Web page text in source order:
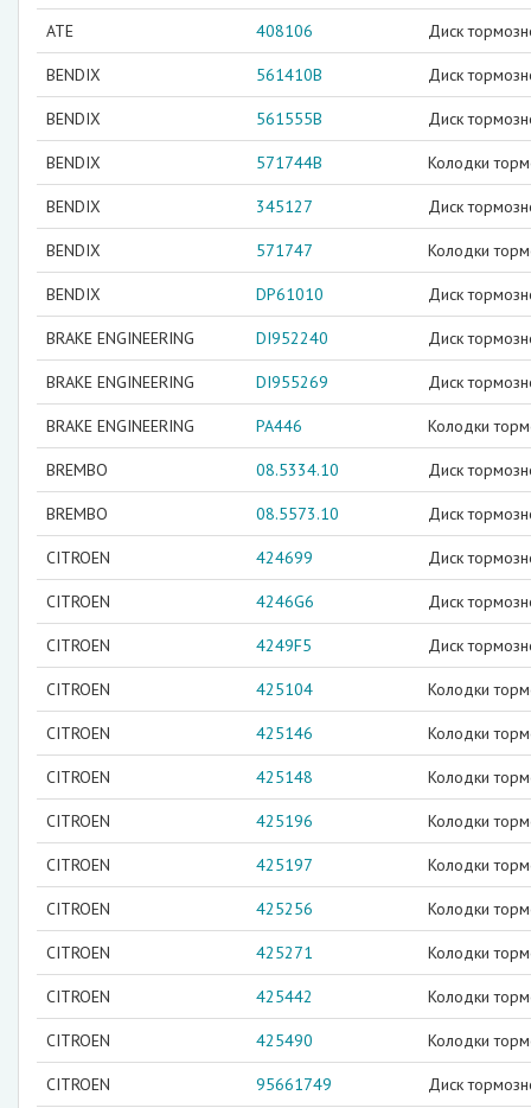
ATE 408106 Диск
BENDIX 561410B Диск
BENDIX 561555B Диск
BENDIX 571744B Колодки
BENDIX 345127 Диск
BENDIX 571747 Колодки
BENDIX DP61010 Диск
BRAKE ENGINEERING DI952240 Диск
BRAKE ENGINEERING DI955269 Диск
BRAKE ENGINEERING PA446 Колодки
BREMBO 08.5334.10 Диск
BREMBO 08.5573.10 Диск
CITROEN 424699 Диск
CITROEN 4246G6 Диск
CITROEN 4249F5 Диск
CITROEN 425104 Колодки
CITROEN 425146 Колодки
CITROEN 425148 Колодки
CITROEN 425196 Колодки
CITROEN 425197 Колодки
CITROEN 425256 Колодки
CITROEN 425271 Колодки
CITROEN 425442 Колодки
CITROEN 425490 Колодки
CITROEN 95661749 Диск